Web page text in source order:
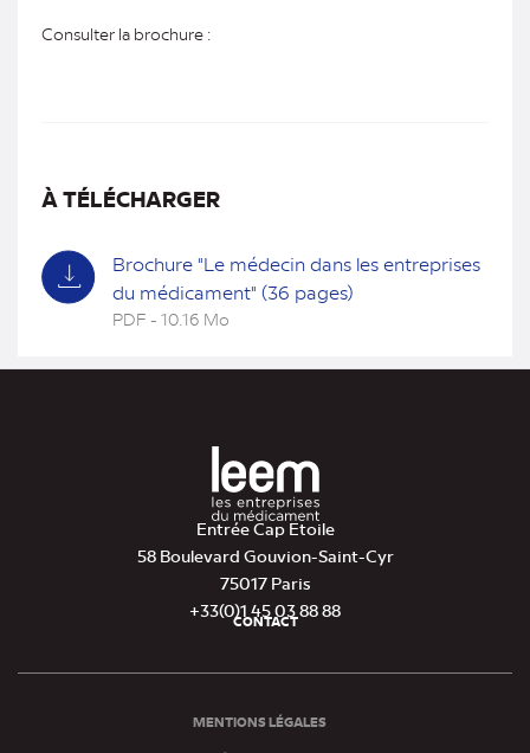
Consulter la brochure :
À TÉLÉCHARGER
Brochure "Le médecin dans les entreprises
du médicament" (36 pages)
PDF - 10.16 Mo
onglet)
Entrée Cap Etoile
58 Boulevard Gouvion-Saint-Cyr
75017 Paris
+33(0)1 45 03 88 88
de
CONTACT
MENTIONS LÉGALES